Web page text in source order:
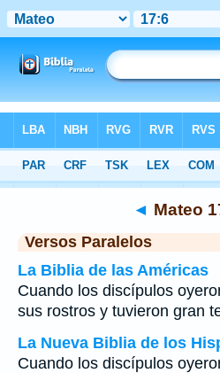
>Mateo > Capítulo 17> Verso 6
◄ Mateo
Versos Paralelos
La Biblia de las Américas
Cuando los discípulos
sus rostros y tuvieron gran
La Nueva Biblia de los
Cuando los discípulos